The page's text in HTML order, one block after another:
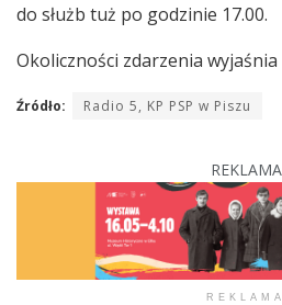
do służb tuż po godzinie 17.00.
Okoliczności zdarzenia wyjaśnia
Źródło: Radio 5, KP PSP w Piszu
REKLAMA
REKLAMA